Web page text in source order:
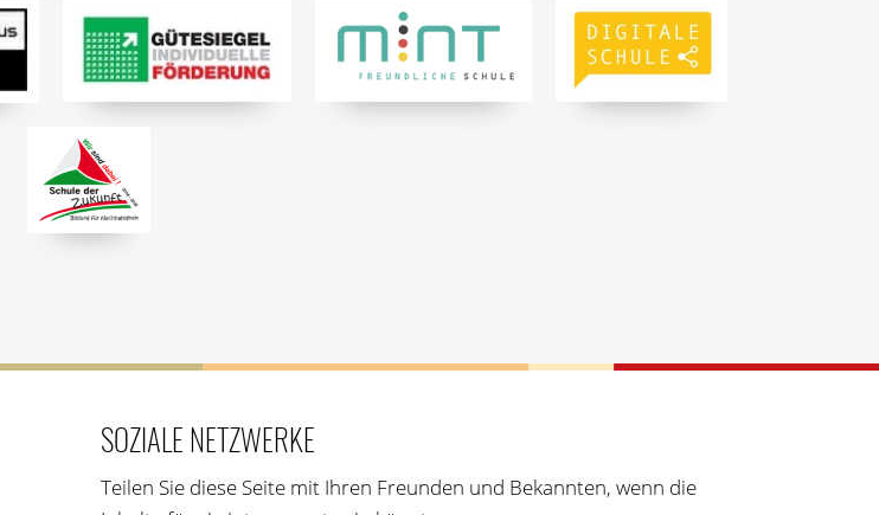
SOZIALE NETZWERKE
Teilen Sie diese Seite mit Ihren Freunden und Bekannten, wenn die